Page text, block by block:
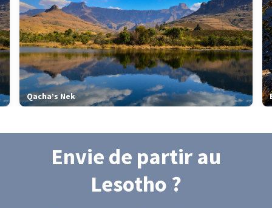
Qacha’s Nek
Envie de partir au
Lesotho ?